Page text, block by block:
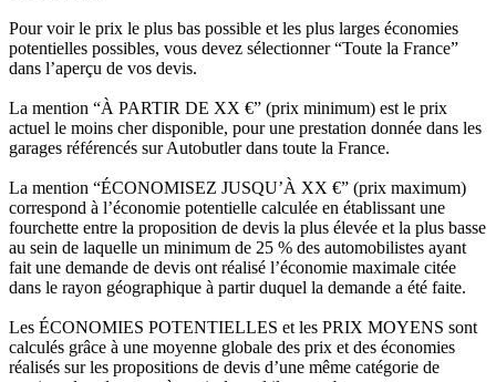
Pour voir le prix le plus bas possible et les plus larges économies
potentielles possibles, vous devez sélectionner “Toute la France”
dans l’aperçu de vos devis.
La mention “À PARTIR DE XX €” (prix minimum) est le prix
actuel le moins cher disponible, pour une prestation donnée dans les
garages référencés sur Autobutler dans toute la France.
La mention “ÉCONOMISEZ JUSQU’À XX €” (prix maximum)
correspond à l’économie potentielle calculée en établissant une
fourchette entre la proposition de devis la plus élevée et la plus basse
au sein de laquelle un minimum de 25 % des automobilistes ayant
fait une demande de devis ont réalisé l’économie maximale citée
dans le rayon géographique à partir duquel la demande a été faite.
Les ÉCONOMIES POTENTIELLES et les PRIX MOYENS sont
calculés grâce à une moyenne globale des prix et des économies
réalisés sur les propositions de devis d’une même catégorie de